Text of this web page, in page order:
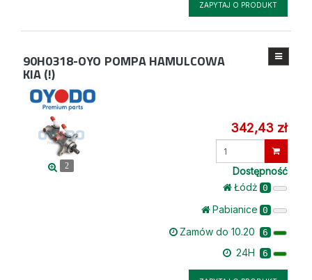
ZAPYTAJ O PRODUKT
90H0318-OYO POMPA HAMULCOWA
KIA (!)
2
342,43 zł
Dostępność
Łódż 0
Pabianice 0
Zamów do 10.20 6
24H 6